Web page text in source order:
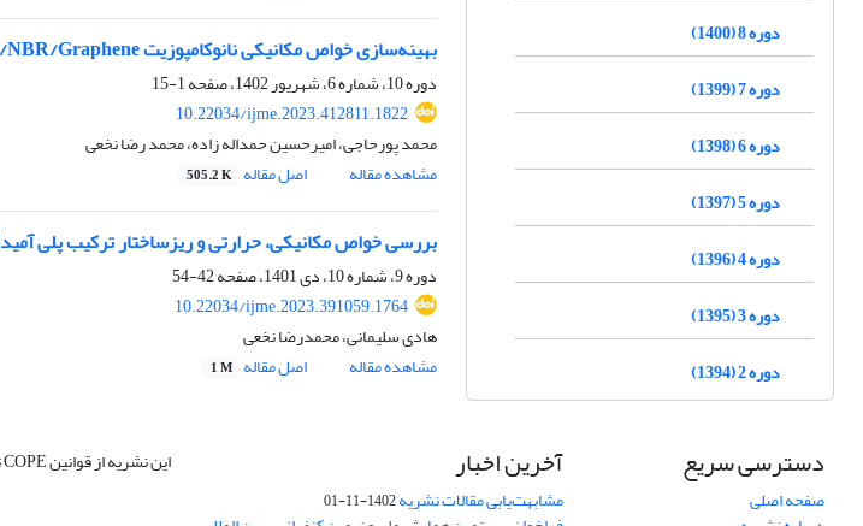
بهینه‌سازی خواص مکانیکی نانوکامپوزیت PVC/NBR/Graphene برای دستیابی به بیشینه استحکام کششی و ازدیاد طول در هنگام شکست
دوره 10، شماره 6، شهریور 1402، صفحه
1-15
10.22034/ijme.2023.412811.1822
محمد پورحاجی، امیرحسین حمداله زاده، محمد رضا نخعی
مشاهده مقاله
اصل مقاله 505.2 K
بررسی خواص مکانیکی، حرارتی و ریزساختار ترکیب پلی آمید6/آکریلونیتریل بوتادین تقویت‌شده با نانوذرات کاربید سیلیسیم
دوره 9، شماره 10، دی 1401، صفحه
42-54
10.22034/ijme.2023.391059.1764
هادی سلیمانی، محمدرضا نخعی
مشاهده مقاله
اصل مقاله 1 M
دوره 8 (1400)
دوره 7 (1399)
دوره 6 (1398)
دوره 5 (1397)
دوره 4 (1396)
دوره 3 (1395)
دوره 2 (1394)
دسترسی سریع
صفحه اصلی
آخرین اخبار
مشابهت‌یابی مقالات نشریه1402-11-01
این نشریه از قوانین COPE تبعیت میکند.